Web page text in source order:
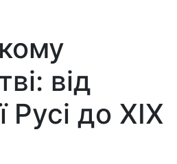
від
Русі до ХІХ